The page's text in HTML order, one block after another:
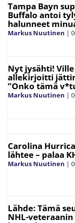
Tampa Bayn
Buffalo antoi
halunneet
Markus Nuutinen |
Nyt jysähti!
allekirjoitti
”Onko tämä
Markus Nuutinen |
Carolina
lähtee – palaa
Markus Nuutinen |
Lähde: Tämä
NHL-